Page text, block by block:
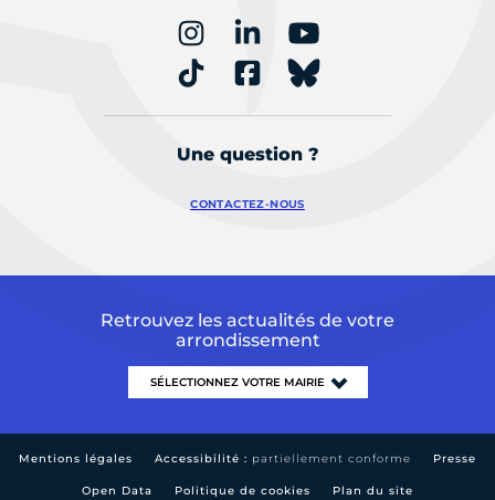
Une question ?
CONTACTEZ-NOUS
Retrouvez les actualités de votre
arrondissement
Mentions légales Accessibilité : partiellement conforme Presse
Open Data Politique de cookies Plan du site